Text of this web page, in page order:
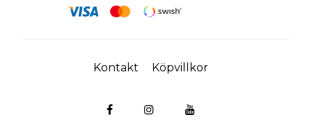
Kontakt Köpvillkor